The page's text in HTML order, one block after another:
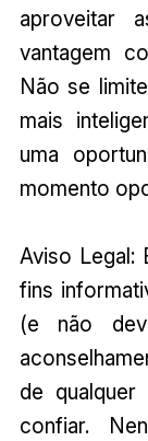
aproveitar
vantagem
Não se
mais
uma
momento
Aviso Legal:
fins
(e não
de
confiar.